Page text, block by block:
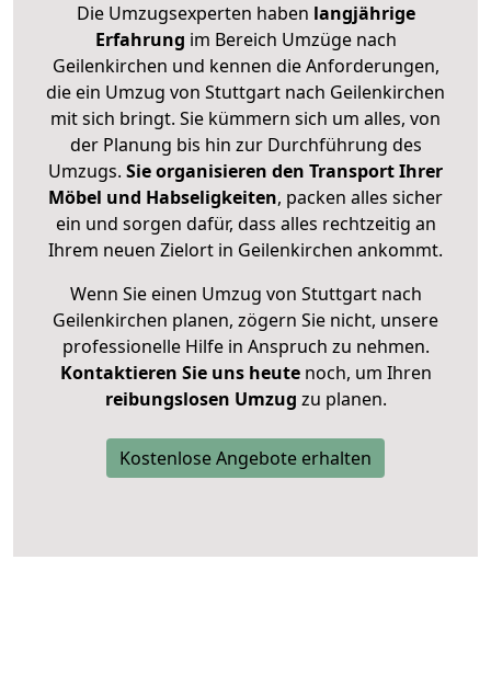
Die Umzugsexperten haben langjährige
Erfahrung im Bereich Umzüge nach
Geilenkirchen und kennen die Anforderungen,
die ein Umzug von Stuttgart nach Geilenkirchen
mit sich bringt. Sie kümmern sich um alles, von
der Planung bis hin zur Durchführung des
Umzugs. Sie organisieren den Transport Ihrer
Möbel und Habseligkeiten, packen alles sicher
ein und sorgen dafür, dass alles rechtzeitig an
Ihrem neuen Zielort in Geilenkirchen ankommt.
Wenn Sie einen Umzug von Stuttgart nach
Geilenkirchen planen, zögern Sie nicht, unsere
professionelle Hilfe in Anspruch zu nehmen.
Kontaktieren Sie uns heutenoch, um Ihren
reibungslosen Umzug zu planen.
Kostenlose Angebote erhalten